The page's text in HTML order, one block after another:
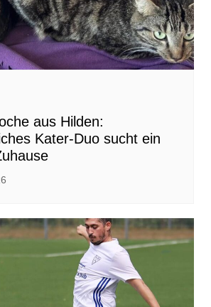
aus Hilden:
Kater-Duo sucht ein